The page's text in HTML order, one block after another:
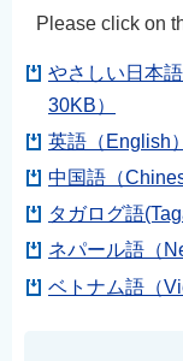
Please click on
やさしい日本
30KB）
英語（English
中国語（
タガログ語
ネパール語（
ベトナム語（